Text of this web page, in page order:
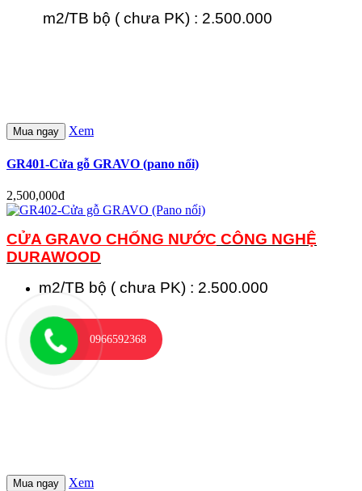
m2/TB bộ ( chưa PK) : 2.500.000
Mua ngay Xem
GR401-Cửa gỗ GRAVO (pano nổi)
2,500,000đ
CỬA GRAVO CHỐNG NƯỚC CÔNG NGHỆ
DURAWOOD
m2/TB bộ ( chưa PK) : 2.500.000
Mua ngay Xem
0966592368